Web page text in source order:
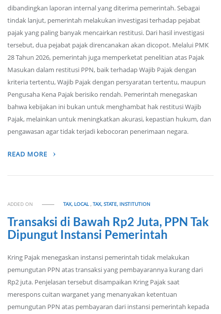
dibandingkan laporan internal yang diterima pemerintah. Sebagai
tindak lanjut, pemerintah melakukan investigasi terhadap pejabat
pajak yang paling banyak mencairkan restitusi. Dari hasil investigasi
tersebut, dua pejabat pajak direncanakan akan dicopot. Melalui PMK
28 Tahun 2026, pemerintah juga memperketat penelitian atas Pajak
Masukan dalam restitusi PPN, baik terhadap Wajib Pajak dengan
kriteria tertentu, Wajib Pajak dengan persyaratan tertentu, maupun
Pengusaha Kena Pajak berisiko rendah. Pemerintah menegaskan
bahwa kebijakan ini bukan untuk menghambat hak restitusi Wajib
Pajak, melainkan untuk meningkatkan akurasi, kepastian hukum, dan
pengawasan agar tidak terjadi kebocoran penerimaan negara.
READ MORE
ADDED ON TAX, LOCAL,TAX, STATE, INSTITUTION
Transaksi di Bawah Rp2 Juta, PPN Tak
Dipungut Instansi Pemerintah
Kring Pajak menegaskan instansi pemerintah tidak melakukan
pemungutan PPN atas transaksi yang pembayarannya kurang dari
Rp2 juta. Penjelasan tersebut disampaikan Kring Pajak saat
merespons cuitan warganet yang menanyakan ketentuan
pemungutan PPN atas pembayaran dari instansi pemerintah kepada